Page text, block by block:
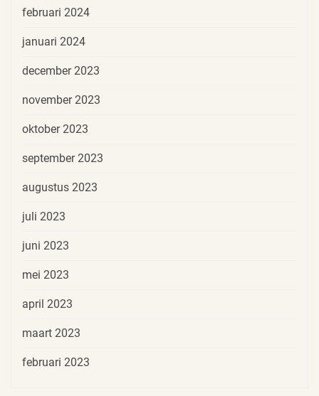
februari 2024
januari 2024
december 2023
november 2023
oktober 2023
september 2023
augustus 2023
juli 2023
juni 2023
mei 2023
april 2023
maart 2023
februari 2023